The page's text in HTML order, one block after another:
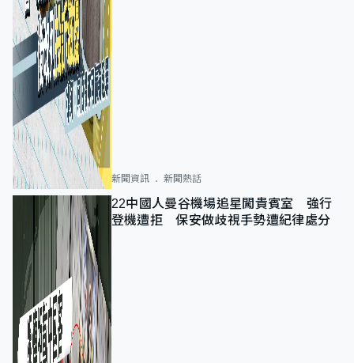
新聞資訊 新聞熱話
22中國人曼谷機場追星闖貴賓室 強行
登機遭拒 保安做歧視手勢遭紀律處分